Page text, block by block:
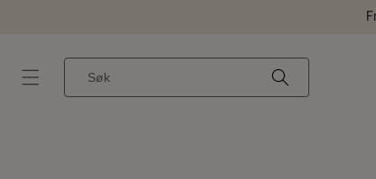
Et panel med forslag vises etter valideringsknappen mens du fyller ut feltet. Bruk Tab-tasten for å få tilgang til dem.